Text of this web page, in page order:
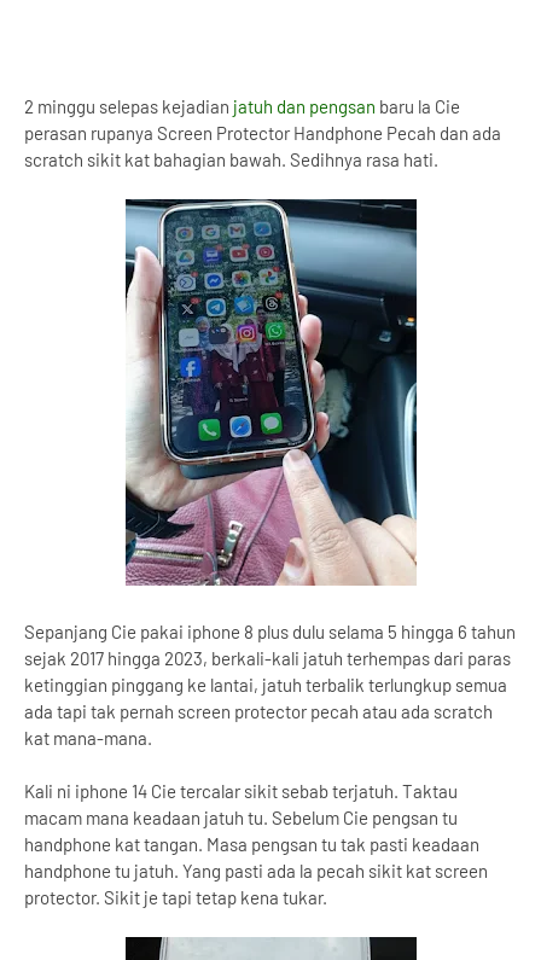
2 minggu selepas kejadian jatuh dan pengsan baru la Cie
perasan rupanya Screen Protector Handphone Pecah dan ada
scratch sikit kat bahagian bawah. Sedihnya rasa hati.
Sepanjang Cie pakai iphone 8 plus dulu selama 5 hingga 6 tahun
sejak 2017 hingga 2023, berkali-kali jatuh terhempas dari paras
ketinggian pinggang ke lantai, jatuh terbalik terlungkup semua
ada tapi tak pernah screen protector pecah atau ada scratch
kat mana-mana.
Kali ni iphone 14 Cie tercalar sikit sebab terjatuh. Taktau
macam mana keadaan jatuh tu. Sebelum Cie pengsan tu
handphone kat tangan. Masa pengsan tu tak pasti keadaan
handphone tu jatuh. Yang pasti ada la pecah sikit kat screen
protector. Sikit je tapi tetap kena tukar.